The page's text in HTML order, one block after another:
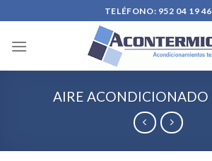
to
content
TELÉFONO: 952 04 19 46
AIRE ACONDICIONADO